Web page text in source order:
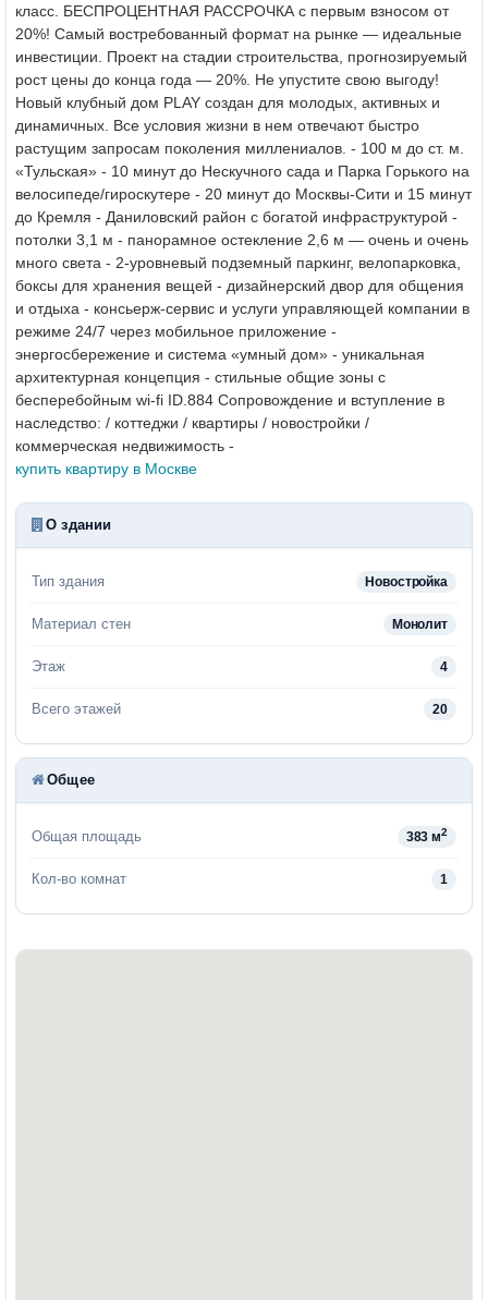
класс. БЕСПРОЦЕНТНАЯ РАССРОЧКА с первым взносом от
20%! Самый востребованный формат на рынке — идеальные
инвестиции. Проект на стадии строительства, прогнозируемый
рост цены до конца года — 20%. Не упустите свою выгоду!
Новый клубный дом PLAY создан для молодых, активных и
динамичных. Все условия жизни в нем отвечают быстро
растущим запросам поколения миллениалов. - 100 м до ст. м.
«Тульская» - 10 минут до Нескучного сада и Парка Горького на
велосипеде/гироскутере - 20 минут до Москвы-Сити и 15 минут
до Кремля - Даниловский район с богатой инфраструктурой -
потолки 3,1 м - панорамное остекление 2,6 м — очень и очень
много света - 2-уровневый подземный паркинг, велопарковка,
боксы для хранения вещей - дизайнерский двор для общения
и отдыха - консьерж-сервис и услуги управляющей компании в
режиме 24/7 через мобильное приложение -
энергосбережение и система «умный дом» - уникальная
архитектурная концепция - стильные общие зоны с
бесперебойным wi-fi ID.884 Сопровождение и вступление в
наследство: / коттеджи / квартиры / новостройки /
коммерческая недвижимость -
купить квартиру в Москве
О здании
Тип здания Новостройка
Материал стен Монолит
Этаж 4
Всего этажей 20
Общее
Общая площадь 383 м2
Кол-во комнат 1